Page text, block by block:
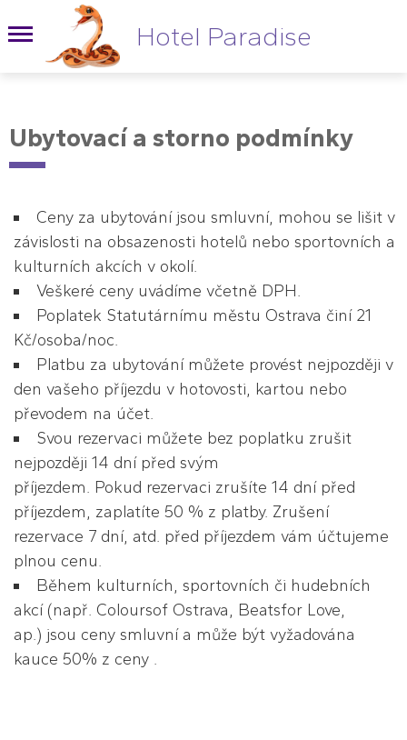
Hotel Paradise
Ubytovací a storno podmínky
Ceny za ubytování jsou smluvní, mohou se lišit v
závislosti na obsazenosti hotelů nebo sportovních a
kulturních akcích v okolí.
Veškeré ceny uvádíme včetně DPH.
Poplatek Statutárnímu městu Ostrava činí 21
Kč/osoba/noc.
Platbu za ubytování můžete provést nejpozději v
den vašeho příjezdu v hotovosti, kartou nebo
převodem na účet.
Svou rezervaci můžete bez poplatku zrušit
nejpozději 14 dní před svým
příjezdem. Pokud rezervaci zrušíte 14 dní před
příjezdem, zaplatíte 50 % z platby. Zrušení
rezervace 7 dní, atd. před příjezdem vám účtujeme
plnou cenu.
Během kulturních, sportovních či hudebních
akcí (např. Coloursof Ostrava, Beatsfor Love,
ap.) jsou ceny smluvní a může být vyžadována
kauce 50% z ceny .